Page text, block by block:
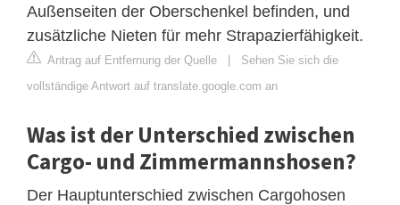
Außenseiten der Oberschenkel befinden, und
zusätzliche Nieten für mehr Strapazierfähigkeit.
Antrag auf Entfernung der Quelle | Sehen Sie sich die
vollständige Antwort auf translate.google.com an
Was ist der Unterschied zwischen
Cargo- und Zimmermannshosen?
Der Hauptunterschied zwischen Cargohosen